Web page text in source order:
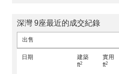
深灣 9座最近的成交紀錄
出售
日期
建築
ft2
實用
ft2